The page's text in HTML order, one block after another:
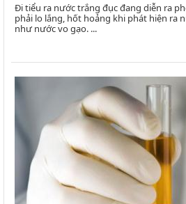
Đi tiểu ra nước trắng đục đang diễn ra
phải lo lắng, hốt hoảng khi phát hiện ra
như nước vo gạo. ...